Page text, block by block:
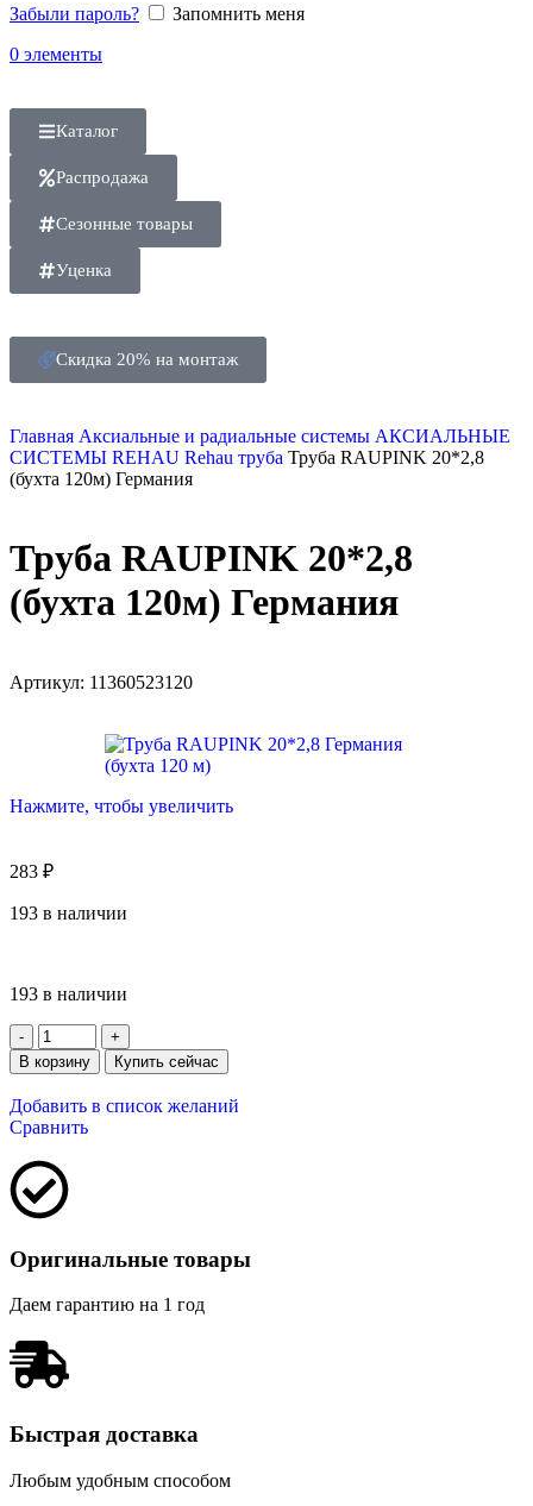
Забыли пароль?
Запомнить меня
0 элементы
Каталог
Распродажа
Сезонные товары
Уценка
Скидка 20% на монтаж
Главная Аксиальные и радиальные системы АКСИАЛЬНЫЕ
СИСТЕМЫ REHAU Rehau труба Труба RAUPINK 20*2,8
(бухта 120м) Германия
Труба RAUPINK 20*2,8
(бухта 120м) Германия
Артикул: 11360523120
Нажмите, чтобы увеличить
283 ₽
193 в наличии
193 в наличии
В корзину Купить сейчас
Добавить в список желаний
Сравнить
Оригинальные товары
Даем гарантию на 1 год
Быстрая доставка
Любым удобным способом